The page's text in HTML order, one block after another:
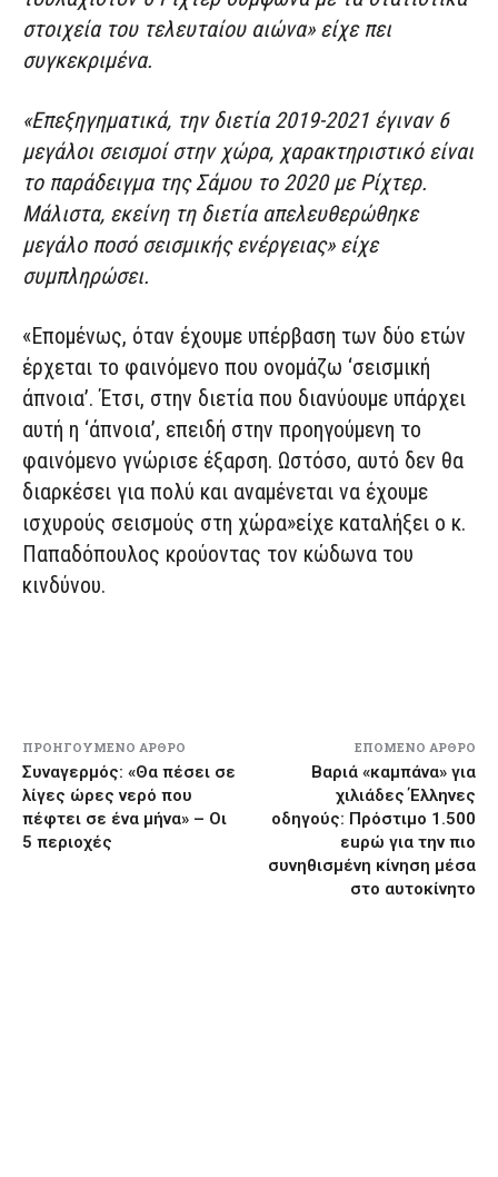
στοιχεία του τελευταίου αιώνα» είχε πει
συγκεκριμένα.
«Επεξηγηματικά, την διετία 2019-2021 έγιναν 6
μεγάλοι σεισμοί στην χώρα, χαρακτηριστικό είναι
το παράδειγμα της Σάμου το 2020 με Ρίχτερ.
Μάλιστα, εκείνη τη διετία απελευθερώθηκε
μεγάλο ποσό σεισμικής ενέργειας» είχε
συμπληρώσει.
«Επομένως, όταν έχουμε υπέρβαση των δύο ετών
έρχεται το φαινόμενο που ονομάζω ‘σεισμική
άπνοια’. Έτσι, στην διετία που διανύουμε υπάρχει
αυτή η ‘άπνοια’, επειδή στην προηγούμενη το
φαινόμενο γνώρισε έξαρση. Ωστόσο, αυτό δεν θα
διαρκέσει για πολύ και αναμένεται να έχουμε
ισχυρούς σεισμούς στη χώρα»είχε καταλήξει ο κ.
Παπαδόπουλος κρούοντας τον κώδωνα του
κινδύνου.
ΠΡΟΗΓΟΎΜΕΝΟ ΆΡΘΡΟ
Συναγερμός: «Θα πέσει σε
λίγες ώρες νερό που
πέφτει σε ένα μήνα» – Οι
5 περιοχές
ΕΠΌΜΕΝΟ ΆΡΘΡΟ
Βαριά «καμπάνα» για
χιλιάδες Έλληνες
οδηγούς: Πρόστιμο 1.500
εuρώ για την πιο
συνηθισμένη κίνηση μέσα
στο αυτοκίνητο